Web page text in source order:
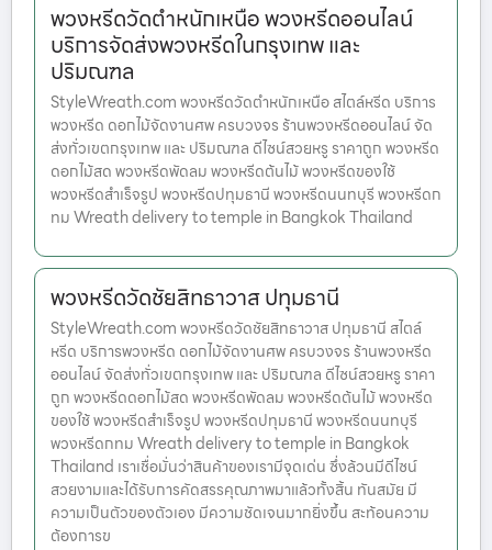
พวงหรีดวัดตำหนักเหนือ พวงหรีดออนไลน์
บริการจัดส่งพวงหรีดในกรุงเทพ และ
ปริมณฑล
StyleWreath.com พวงหรีดวัดตำหนักเหนือ สไตล์หรีด บริการ
พวงหรีด ดอกไม้จัดงานศพ ครบวงจร ร้านพวงหรีดออนไลน์ จัด
ส่งทั่วเขตกรุงเทพ และ ปริมณฑล ดีไซน์สวยหรู ราคาถูก พวงหรีด
ดอกไม้สด พวงหรีดพัดลม พวงหรีดต้นไม้ พวงหรีดของใช้
พวงหรีดสำเร็จรูป พวงหรีดปทุมธานี พวงหรีดนนทบุรี พวงหรีดก
ทม Wreath delivery to temple in Bangkok Thailand
พวงหรีดวัดชัยสิทธาวาส ปทุมธานี
StyleWreath.com พวงหรีดวัดชัยสิทธาวาส ปทุมธานี สไตล์
หรีด บริการพวงหรีด ดอกไม้จัดงานศพ ครบวงจร ร้านพวงหรีด
ออนไลน์ จัดส่งทั่วเขตกรุงเทพ และ ปริมณฑล ดีไซน์สวยหรู ราคา
ถูก พวงหรีดดอกไม้สด พวงหรีดพัดลม พวงหรีดต้นไม้ พวงหรีด
ของใช้ พวงหรีดสำเร็จรูป พวงหรีดปทุมธานี พวงหรีดนนทบุรี
พวงหรีดกทม Wreath delivery to temple in Bangkok
Thailand เราเชื่อมั่นว่าสินค้าของเรามีจุดเด่น ซึ่งล้วนมีดีไซน์
สวยงามและได้รับการคัดสรรคุณภาพมาแล้วทั้งสิ้น ทันสมัย มี
ความเป็นตัวของตัวเอง มีความชัดเจนมากยิ่งขึ้น สะท้อนความ
ต้องการข